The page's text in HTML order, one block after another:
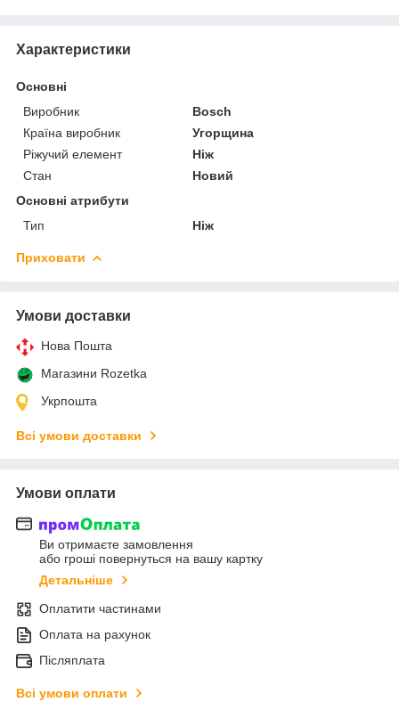
Характеристики
Основні
Виробник
Bosch
Країна виробник
Угорщина
Ріжучий елемент
Ніж
Стан
Новий
Основні атрибути
Тип
Ніж
Приховати
Умови доставки
Нова Пошта
Магазини Rozetka
Укрпошта
Всі умови доставки
Умови оплати
Ви отримаєте замовлення
або гроші повернуться на вашу картку
Детальніше
Оплатити частинами
Оплата на рахунок
Післяплата
Всі умови оплати